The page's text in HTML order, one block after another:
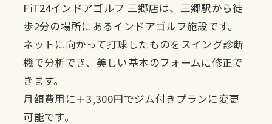
FiT24インドアゴルフ 三郷店は、三郷駅から徒
歩2分の場所にあるインドアゴルフ施設です。
ネットに向かって打球したものをスイング診断
機で分析でき、美しい基本のフォームに修正で
きます。
月額費用に＋3,300円でジム付きプランに変更
可能です。